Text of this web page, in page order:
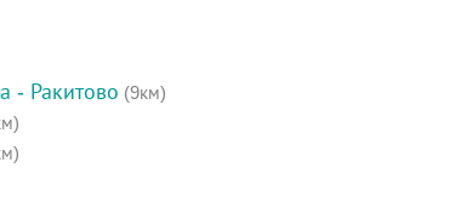
- Ракитово (9км)